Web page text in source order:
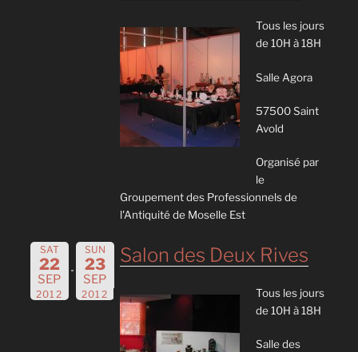
Tous les jours
de 10H à 18H
Salle Agora
57500 Saint
Avold
Organisé par
le
Groupement des Professionnels de
l'Antiquité de Moselle Est
SAT
22
SEP
2012
SUN
23
SEP
2012
Salon des Deux Rives
Tous les jours
de 10H à 18H
Salle des